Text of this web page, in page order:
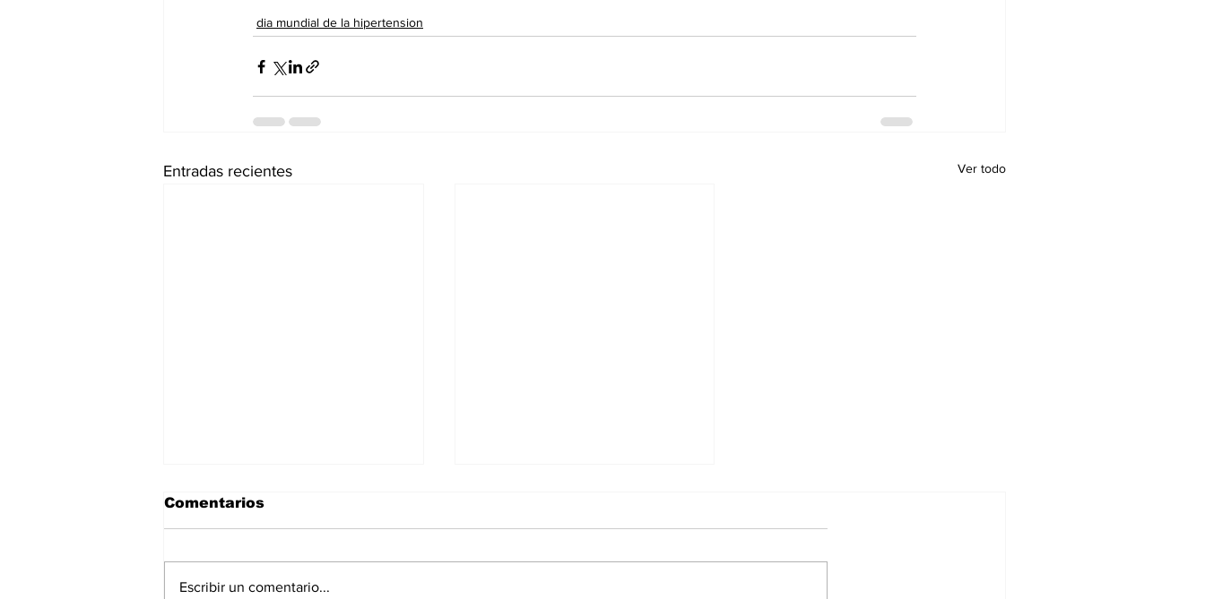
dia mundial de la hipertension
Entradas recientes Ver todo
Comentarios
Escribir un comentario...